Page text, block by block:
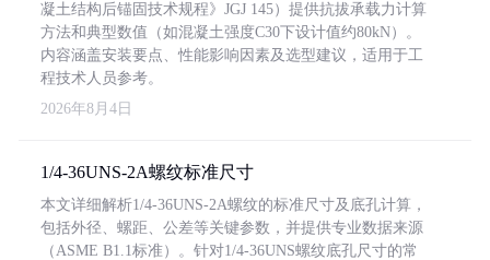
凝土结构后锚固技术规程》JGJ 145）提供抗拔承载力计算
方法和典型数值（如混凝土强度C30下设计值约80kN）。
内容涵盖安装要点、性能影响因素及选型建议，适用于工
程技术人员参考。
2026年8月4日
1/4-36UNS-2A螺纹标准尺寸
本文详细解析1/4-36UNS-2A螺纹的标准尺寸及底孔计算，
包括外径、螺距、公差等关键参数，并提供专业数据来源
（ASME B1.1标准）。针对1/4-36UNS螺纹底孔尺寸的常